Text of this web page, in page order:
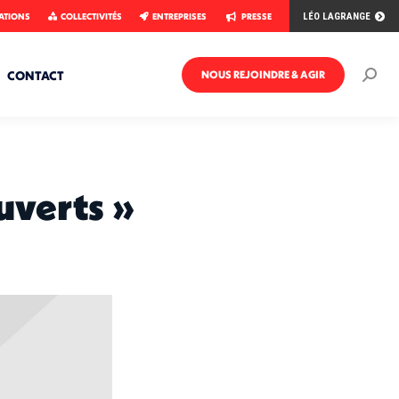
COLLECTIVITÉS ENTREPRISES PRESSE LÉO LAGRANGE
CONTACT NOUS REJOINDRE & AGIR
»